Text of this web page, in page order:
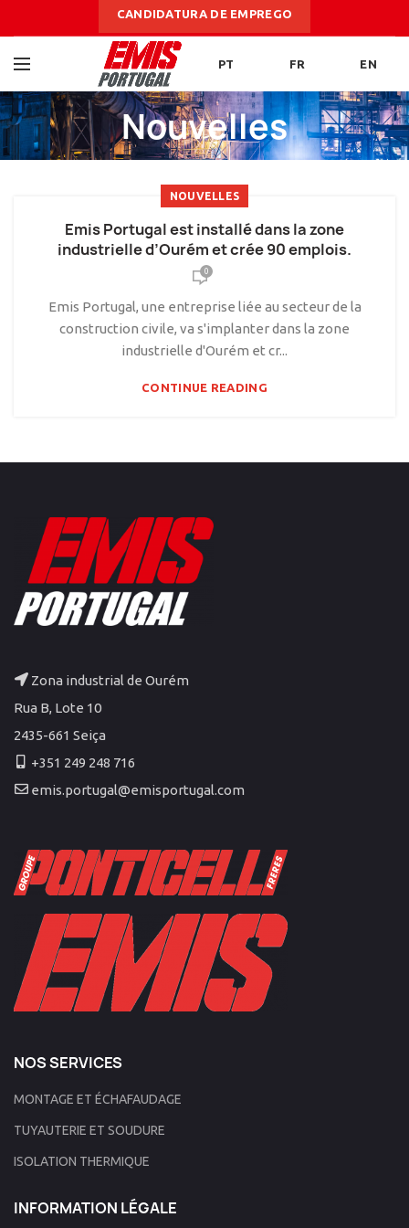
CANDIDATURA DE EMPREGO
PT FR EN
Nouvelles
NOUVELLES
Emis Portugal est installé dans la zone
industrielle d’Ourém et crée 90 emplois.
0
Emis Portugal, une entreprise liée au secteur de la
construction civile, va s'implanter dans la zone
industrielle d'Ourém et cr...
CONTINUE READING
Zona industrial de Ourém
Rua B, Lote 10
2435-661 Seiça
+351 249 248 716
emis.portugal@emisportugal.com
NOS SERVICES
MONTAGE ET ÉCHAFAUDAGE
TUYAUTERIE ET SOUDURE
ISOLATION THERMIQUE
INFORMATION LÉGALE